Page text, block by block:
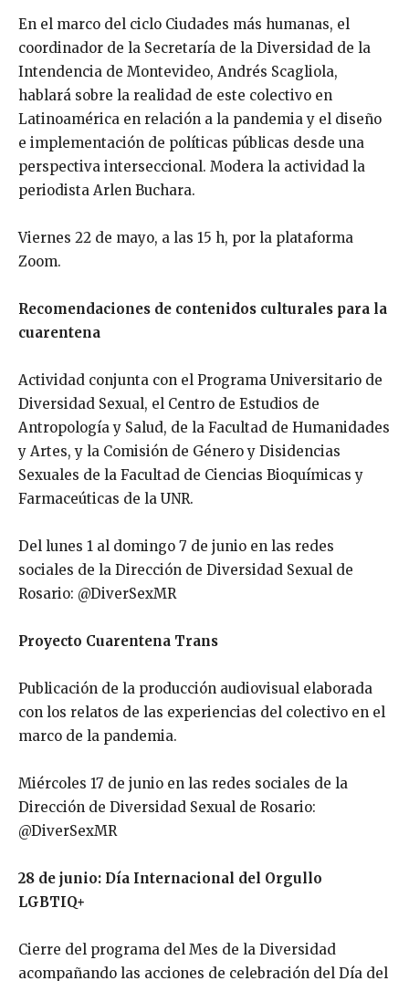
En el marco del ciclo Ciudades más humanas, el
coordinador de la Secretaría de la Diversidad de la
Intendencia de Montevideo, Andrés Scagliola,
hablará sobre la realidad de este colectivo en
Latinoamérica en relación a la pandemia y el diseño
e implementación de políticas públicas desde una
perspectiva interseccional. Modera la actividad la
periodista Arlen Buchara.
Viernes 22 de mayo, a las 15 h, por la plataforma
Zoom.
Recomendaciones de contenidos culturales para la
cuarentena
Actividad conjunta con el Programa Universitario de
Diversidad Sexual, el Centro de Estudios de
Antropología y Salud, de la Facultad de Humanidades
y Artes, y la Comisión de Género y Disidencias
Sexuales de la Facultad de Ciencias Bioquímicas y
Farmaceúticas de la UNR.
Del lunes 1 al domingo 7 de junio en las redes
sociales de la Dirección de Diversidad Sexual de
Rosario: @DiverSexMR
Proyecto Cuarentena Trans
Publicación de la producción audiovisual elaborada
con los relatos de las experiencias del colectivo en el
marco de la pandemia.
Miércoles 17 de junio en las redes sociales de la
Dirección de Diversidad Sexual de Rosario:
@DiverSexMR
28 de junio: Día Internacional del Orgullo
LGBTIQ+
Cierre del programa del Mes de la Diversidad
acompañando las acciones de celebración del Día del